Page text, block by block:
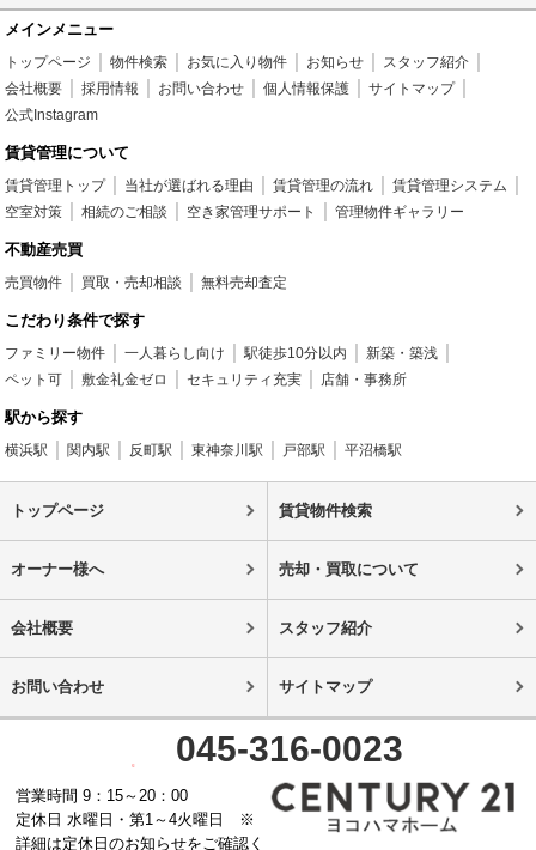
メインメニュー
トップページ 物件検索 お気に入り物件 お知らせ
スタッフ紹介
会社概要
採用情報 お問い合わせ 個人情報保護
サイトマップ
公式Instagram
賃貸管理について
賃貸管理トップ 当社が選ばれる理由 賃貸管理の流れ
賃貸管理システム
空室対策
相続のご相談 空き家管理サポート 管理物件ギャラリー
不動産売買
売買物件 買取・売却相談 無料売却査定
こだわり条件で探す
ファミリー物件 一人暮らし向け 駅徒歩10分以内
新築・築浅
ペット可
敷金礼金ゼロ セキュリティ充実 店舗・事務所
駅から探す
横浜駅 関内駅 反町駅 東神奈川駅 戸部駅 平沼橋駅
トップページ 賃貸物件検索
オーナー様へ 売却・買取について
会社概要 スタッフ紹介
お問い合わせ サイトマップ
045-316-0023
営業時間 9：15～20：00
定休日 水曜日・第1～4火曜日 ※
詳細は定休日のお知らせをご確認く